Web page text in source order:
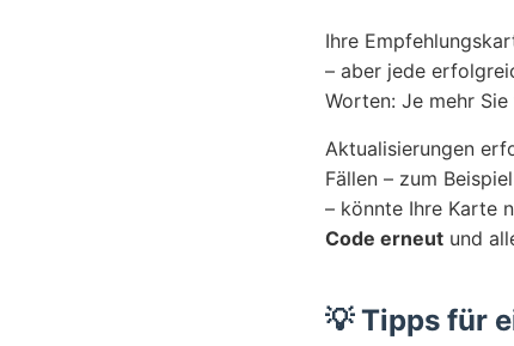
Ihre
– aber jede
Worten: Je mehr
Aktualisierungen
Fällen – zum
– könnte Ihre Karte
Code erneut und
💡 Tipps für